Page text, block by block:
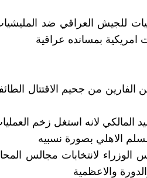
للجيش العراقي ضد
امريكية بمسانده عراقية
الفارين من جحيم الاقتتال
المالكي لانه استغل زخم
الاهلي بصورة نسبيه
والاعظمية